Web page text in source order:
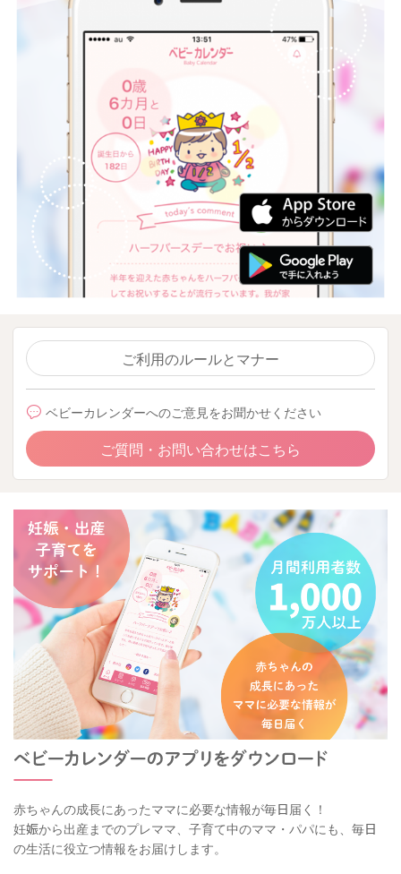
ご利用のルールとマナー
ベビーカレンダーへのご意見をお聞かせください
ご質問・お問い合わせはこちら
赤ちゃんの成長にあったママに必要な情報が毎日届く！
妊娠から出産までのプレママ、子育て中のママ・パパにも、毎日
の生活に役立つ情報をお届けします。